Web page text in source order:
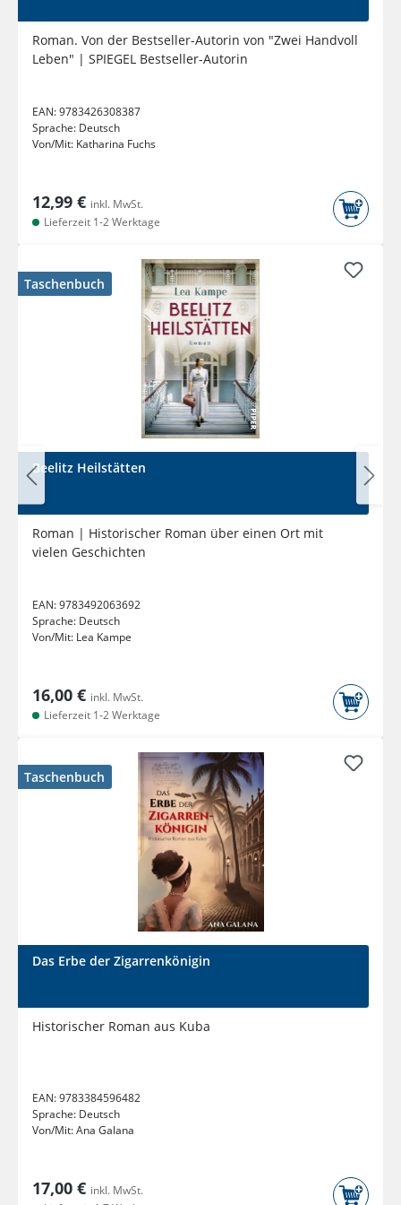
Roman. Von der Bestseller-Autorin von "Zwei Handvoll
Leben" | SPIEGEL Bestseller-Autorin
EAN:9783426308387
Sprache: Deutsch
Von/Mit: Katharina Fuchs
12,99 € inkl. MwSt.
Lieferzeit 1-2 Werktage
Taschenbuch
Beelitz Heilstätten
Roman | Historischer Roman über einen Ort mit
vielen Geschichten
EAN:9783492063692
Sprache: Deutsch
Von/Mit: Lea Kampe
16,00 € inkl. MwSt.
Lieferzeit 1-2 Werktage
Taschenbuch
Das Erbe der Zigarrenkönigin
Historischer Roman aus Kuba
EAN:9783384596482
Sprache: Deutsch
Von/Mit:Ana Galana
17,00 € inkl. MwSt.